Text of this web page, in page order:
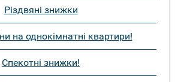
Різдвяні знижки
на однокімнатні квартири!
Спекотні знижки!